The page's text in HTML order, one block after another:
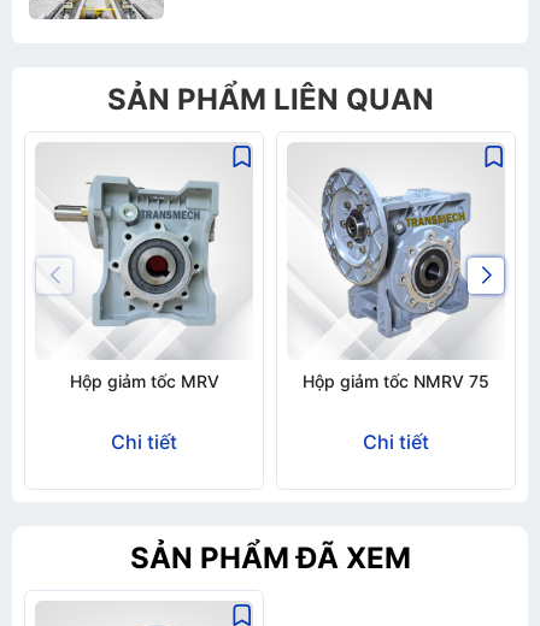
Gửi thông tin
SẢN PHẨM LIÊN QUAN
Hộp giảm tốc MRV
Chi tiết
Hộp giảm tốc NMRV 75
Chi tiết
SẢN PHẨM ĐÃ XEM